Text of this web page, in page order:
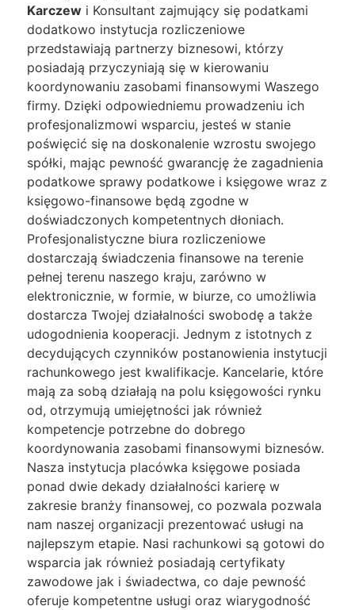
Karczew i Konsultant zajmujący się podatkami
dodatkowo instytucja rozliczeniowe
przedstawiają partnerzy biznesowi, którzy
posiadają przyczyniają się w kierowaniu
koordynowaniu zasobami finansowymi Waszego
firmy. Dzięki odpowiedniemu prowadzeniu ich
profesjonalizmowi wsparciu, jesteś w stanie
poświęcić się na doskonalenie wzrostu swojego
spółki, mając pewność gwarancję że zagadnienia
podatkowe sprawy podatkowe i księgowe wraz z
księgowo-finansowe będą zgodne w
doświadczonych kompetentnych dłoniach.
Profesjonalistyczne biura rozliczeniowe
dostarczają świadczenia finansowe na terenie
pełnej terenu naszego kraju, zarówno w
elektronicznie, w formie, w biurze, co umożliwia
dostarcza Twojej działalności swobodę a także
udogodnienia kooperacji. Jednym z istotnych z
decydujących czynników postanowienia instytucji
rachunkowego jest kwalifikacje. Kancelarie, które
mają za sobą działają na polu księgowości rynku
od, otrzymują umiejętności jak również
kompetencje potrzebne do dobrego
koordynowania zasobami finansowymi biznesów.
Nasza instytucja placówka księgowe posiada
ponad dwie dekady działalności karierę w
zakresie branży finansowej, co pozwala pozwala
nam naszej organizacji prezentować usługi na
najlepszym etapie. Nasi rachunkowi są gotowi do
wsparcia jak również posiadają certyfikaty
zawodowe jak i świadectwa, co daje pewność
oferuje kompetentne usługi oraz wiarygodność